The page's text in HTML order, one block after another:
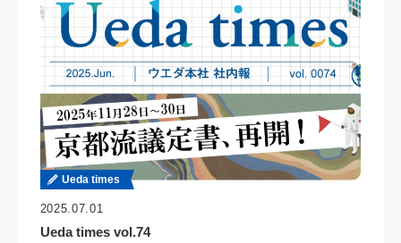
Ueda times
2025.07.01
Ueda times vol.74